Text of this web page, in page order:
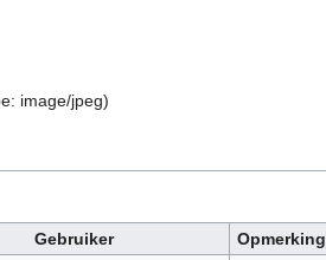
image/jpeg)
Gebruiker Opmerking